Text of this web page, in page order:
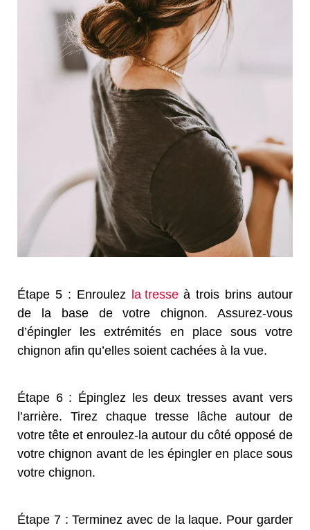
Étape 5 : Enroulez la tresseà trois brins autour
de la base de votre chignon. Assurez-vous
d’épingler les extrémités en place sous votre
chignon afin qu’elles soient cachées à la vue.
Étape 6 : Épinglez les deux tresses avant vers
l’arrière. Tirez chaque tresse lâche autour de
votre tête et enroulez-la autour du côté opposé de
votre chignon avant de les épingler en place sous
votre chignon.
Étape 7 : Terminez avec de la laque. Pour garder